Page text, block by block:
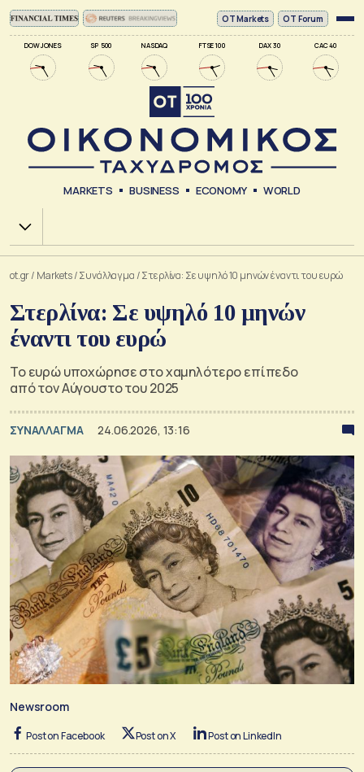
DOW JONES SP 500 NASDAQ FTSE 100 DAX 30 CAC 40
ΟΤ Markets OT Forum
MARKETS BUSINESS ECONOMY WORLD
Χ.Α.
ot.gr/ Markets/Συνάλλαγμα /Στερλίνα: Σε υψηλό 10 μηνών έναντι του ευρώ
Στερλίνα: Σε υψηλό 10 μηνών
έναντι του ευρώ
Το ευρώ υποχώρησε στο χαμηλότερο επίπεδο
από τον Αύγουστο του 2025
ΣΥΝΑΛΛΑΓΜΑ 24.06.2026, 13:16
Newsroom
Post on Facebook Post on X Post on LinkedIn